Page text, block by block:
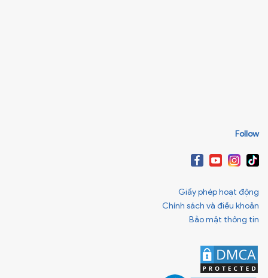
Follow
Giấy phép hoạt động
Chính sách và điều khoản
Bảo mật thông tin